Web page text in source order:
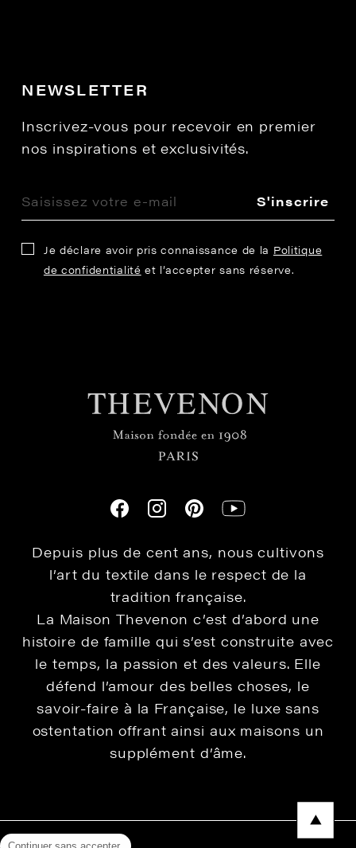
NEWSLETTER
Inscrivez-vous pour recevoir en premier
nos inspirations et exclusivités.
S'inscrire
Je déclare avoir pris connaissance de la Politique
de confidentialité et l’accepter sans réserve.
Depuis plus de cent ans, nous cultivons
l’art du textile dans le respect de la
tradition française.
La Maison Thevenon c’est d’abord une
histoire de famille qui s’est construite avec
le temps, la passion et des valeurs. Elle
défend l’amour des belles choses, le
savoir-faire à la Française, le luxe sans
ostentation offrant ainsi aux maisons un
supplément d’âme.
Continuer sans accepter